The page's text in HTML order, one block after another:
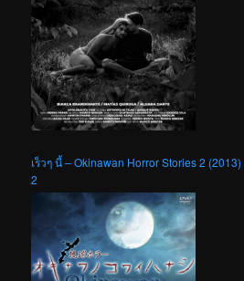
เร็วๆ นี้ – Okinawan Horror Stories 2
2